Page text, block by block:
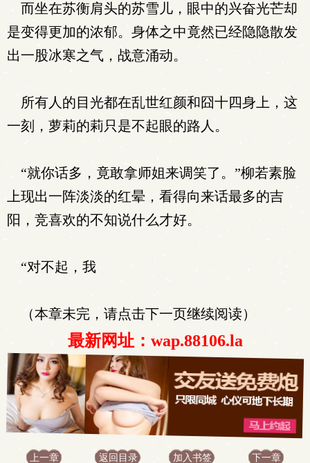
而坐在苏衡肩头的苏雪儿，眼中的兴奋光芒却
是变得更加的浓郁。身体之中竟然已经隐隐散发
出一股冰寒之气，战意涌动。
所有人的目光都在乱世红颜和囧十四身上，这
一刻，萝莉的莉只是不起眼的路人。
“就你话多，竟敢拿师姐来调笑了。”柳若素脸
上现出一阵淡淡的红晕，看得向来话最多的吉
阳，竞喜欢的不知说什么才好。
“对不起，我
（本章未完，请点击下一页继续阅读）
最新网址：wap.88106.la
上一章 返回目录 加入书签 下一章